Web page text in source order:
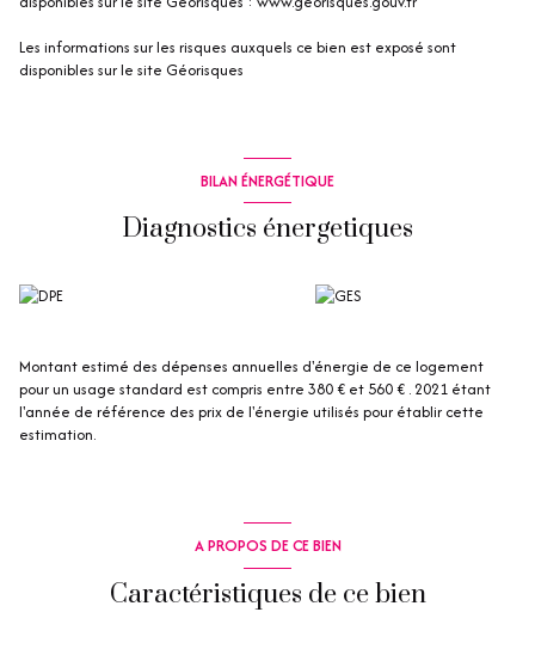
Les informations sur les risques auxquels ce bien est exposé sont
disponibles sur le site Géorisques
BILAN ÉNERGÉTIQUE
Diagnostics énergetiques
Montant estimé des dépenses annuelles d'énergie de ce logement
pour un usage standard est compris entre 380 € et 560 € . 2021 étant
l'année de référence des prix de l'énergie utilisés pour établir cette
estimation.
A PROPOS DE CE BIEN
Caractéristiques de ce bien